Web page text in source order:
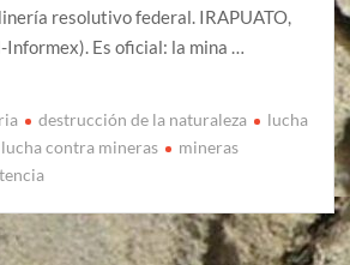
resolutivo federal. IRAPUATO,
Informex). Es oficial: la mina …
destrucción de la naturaleza
lucha
lucha contra mineras
mineras